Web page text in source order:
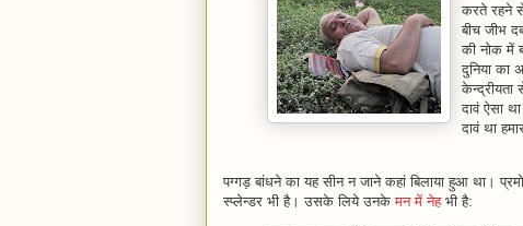
करते रहने
बीच जीभ
की नोक में
दुनिया का
दावं ऐसा
दावं था
पग्गड़ बांधने का यह सीन न जाने कहां बिलाया हुआ था।
स्प्लेन्डर भी है। उसके लिये उनकेमन में नेह भी है: